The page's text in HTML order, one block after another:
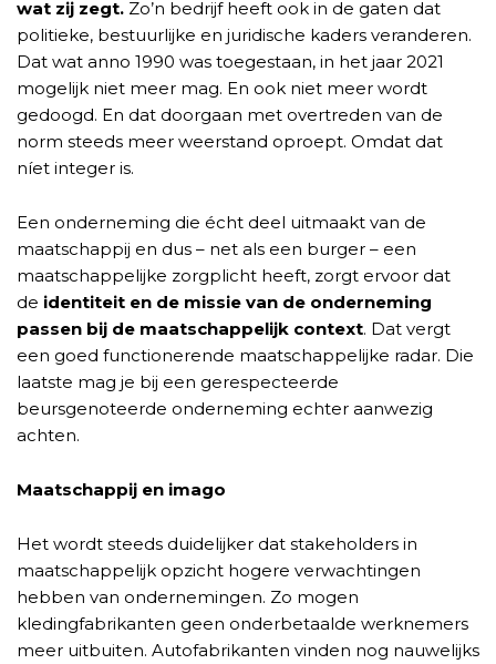
wat zij zegt. Zo’n bedrijf heeft ook in de gaten dat
politieke, bestuurlijke en juridische kaders veranderen.
Dat wat anno 1990 was toegestaan, in het jaar 2021
mogelijk niet meer mag. En ook niet meer wordt
gedoogd. En dat doorgaan met overtreden van de
norm steeds meer weerstand oproept. Omdat dat
níet integer is.
Een onderneming die écht deel uitmaakt van de
maatschappij en dus – net als een burger – een
maatschappelijke zorgplicht heeft, zorgt ervoor dat
de identiteit en de missie van de onderneming
passen bij de maatschappelijk context. Dat vergt
een goed functionerende maatschappelijke radar. Die
laatste mag je bij een gerespecteerde
beursgenoteerde onderneming echter aanwezig
achten.
Maatschappij en imago
Het wordt steeds duidelijker dat stakeholders in
maatschappelijk opzicht hogere verwachtingen
hebben van ondernemingen. Zo mogen
kledingfabrikanten geen onderbetaalde werknemers
meer uitbuiten. Autofabrikanten vinden nog nauwelijks